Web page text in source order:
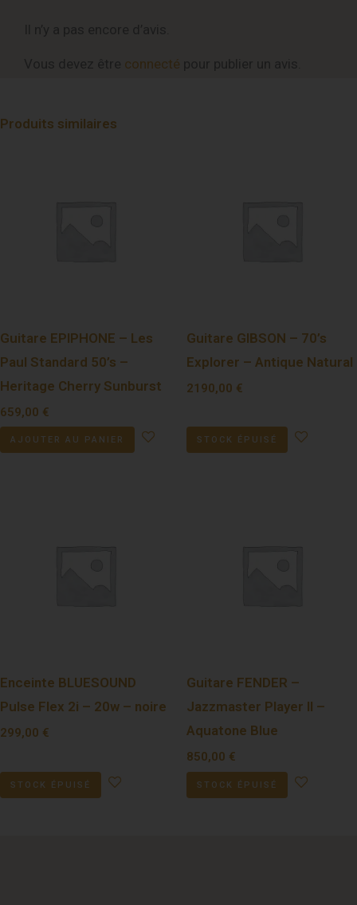
connecté
Produits similaires
Guitare EPIPHONE – Les
Paul Standard 50’s –
Heritage Cherry Sunburst
659,00 €
AJOUTER AU PANIER
Guitare GIBSON – 70’s
Explorer – Antique Natural
2190,00 €
STOCK ÉPUISÉ
Enceinte BLUESOUND
Pulse Flex 2i – 20w – noire
299,00 €
STOCK ÉPUISÉ
Guitare FENDER –
Jazzmaster Player II –
Aquatone Blue
850,00 €
STOCK ÉPUISÉ